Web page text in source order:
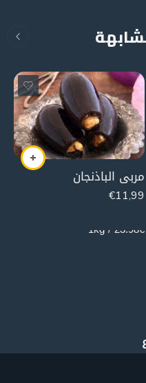
مربى الباذنجان
€11,99
23.98€ / 1kg